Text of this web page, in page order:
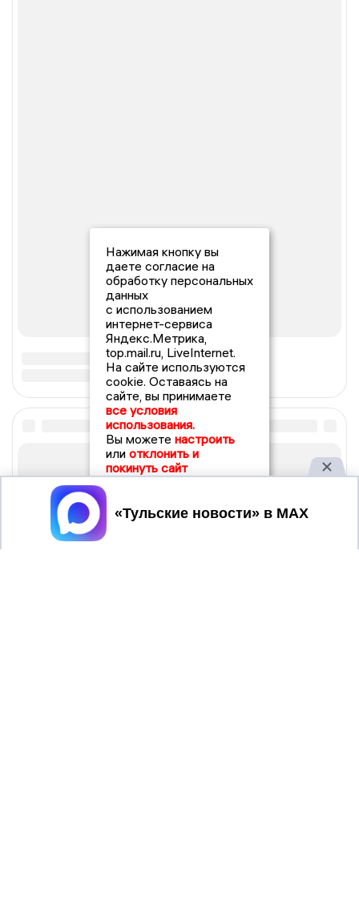
Нажимая кнопку вы
даете согласие на
обработку персональных
данных
с использованием
интернет-сервиса
Яндекс.Метрика,
top.mail.ru, LiveInternet.
На сайте используются
cookie. Оставаясь на
сайте, вы принимаете
все условия
использования.
Вы можете настроить
или отклонить и
покинуть сайт
Принять